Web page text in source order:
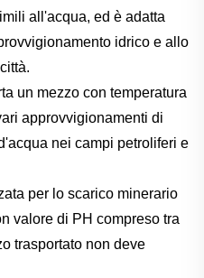
all'acqua, ed è adatta
idrico e allo
un mezzo con temperatura
approvvigionamenti di
nei campi petroliferi e
per lo scarico minerario
valore di PH compreso tra
trasportato non deve